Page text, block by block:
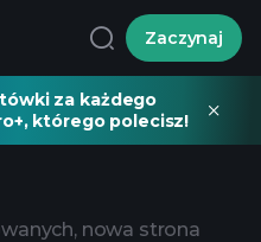
Zaczynaj
za każdego
którego polecisz!
nowa strona